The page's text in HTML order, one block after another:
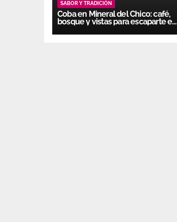
SABOR Y TRADICIÓN
Coba en Mineral del Chico: café,
bosque y vistas para escaparte en